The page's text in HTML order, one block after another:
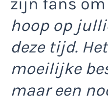
zijn fans om
hoop op
deze tijd.
moeilijke
maar een